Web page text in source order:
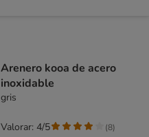
Arenero kooa de acero
inoxidable
gris
Valorar: 4/5 (8)